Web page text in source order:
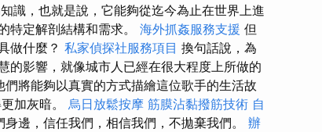
識，也就是說，它能夠從迄今為止在世界上進
特定解剖結構和需求。 海外抓姦服務支援 但
做什麼？ 私家偵探社服務項目 換句話說，為
的影響，就像城市人已經在很大程度上所做的
將能夠以真實的方式描繪這位歌手的生活故
加灰暗。 烏日放鬆按摩 筋膜沾黏撥筋技術 自
邊，信任我們，相信我們，不拋棄我們。 辦